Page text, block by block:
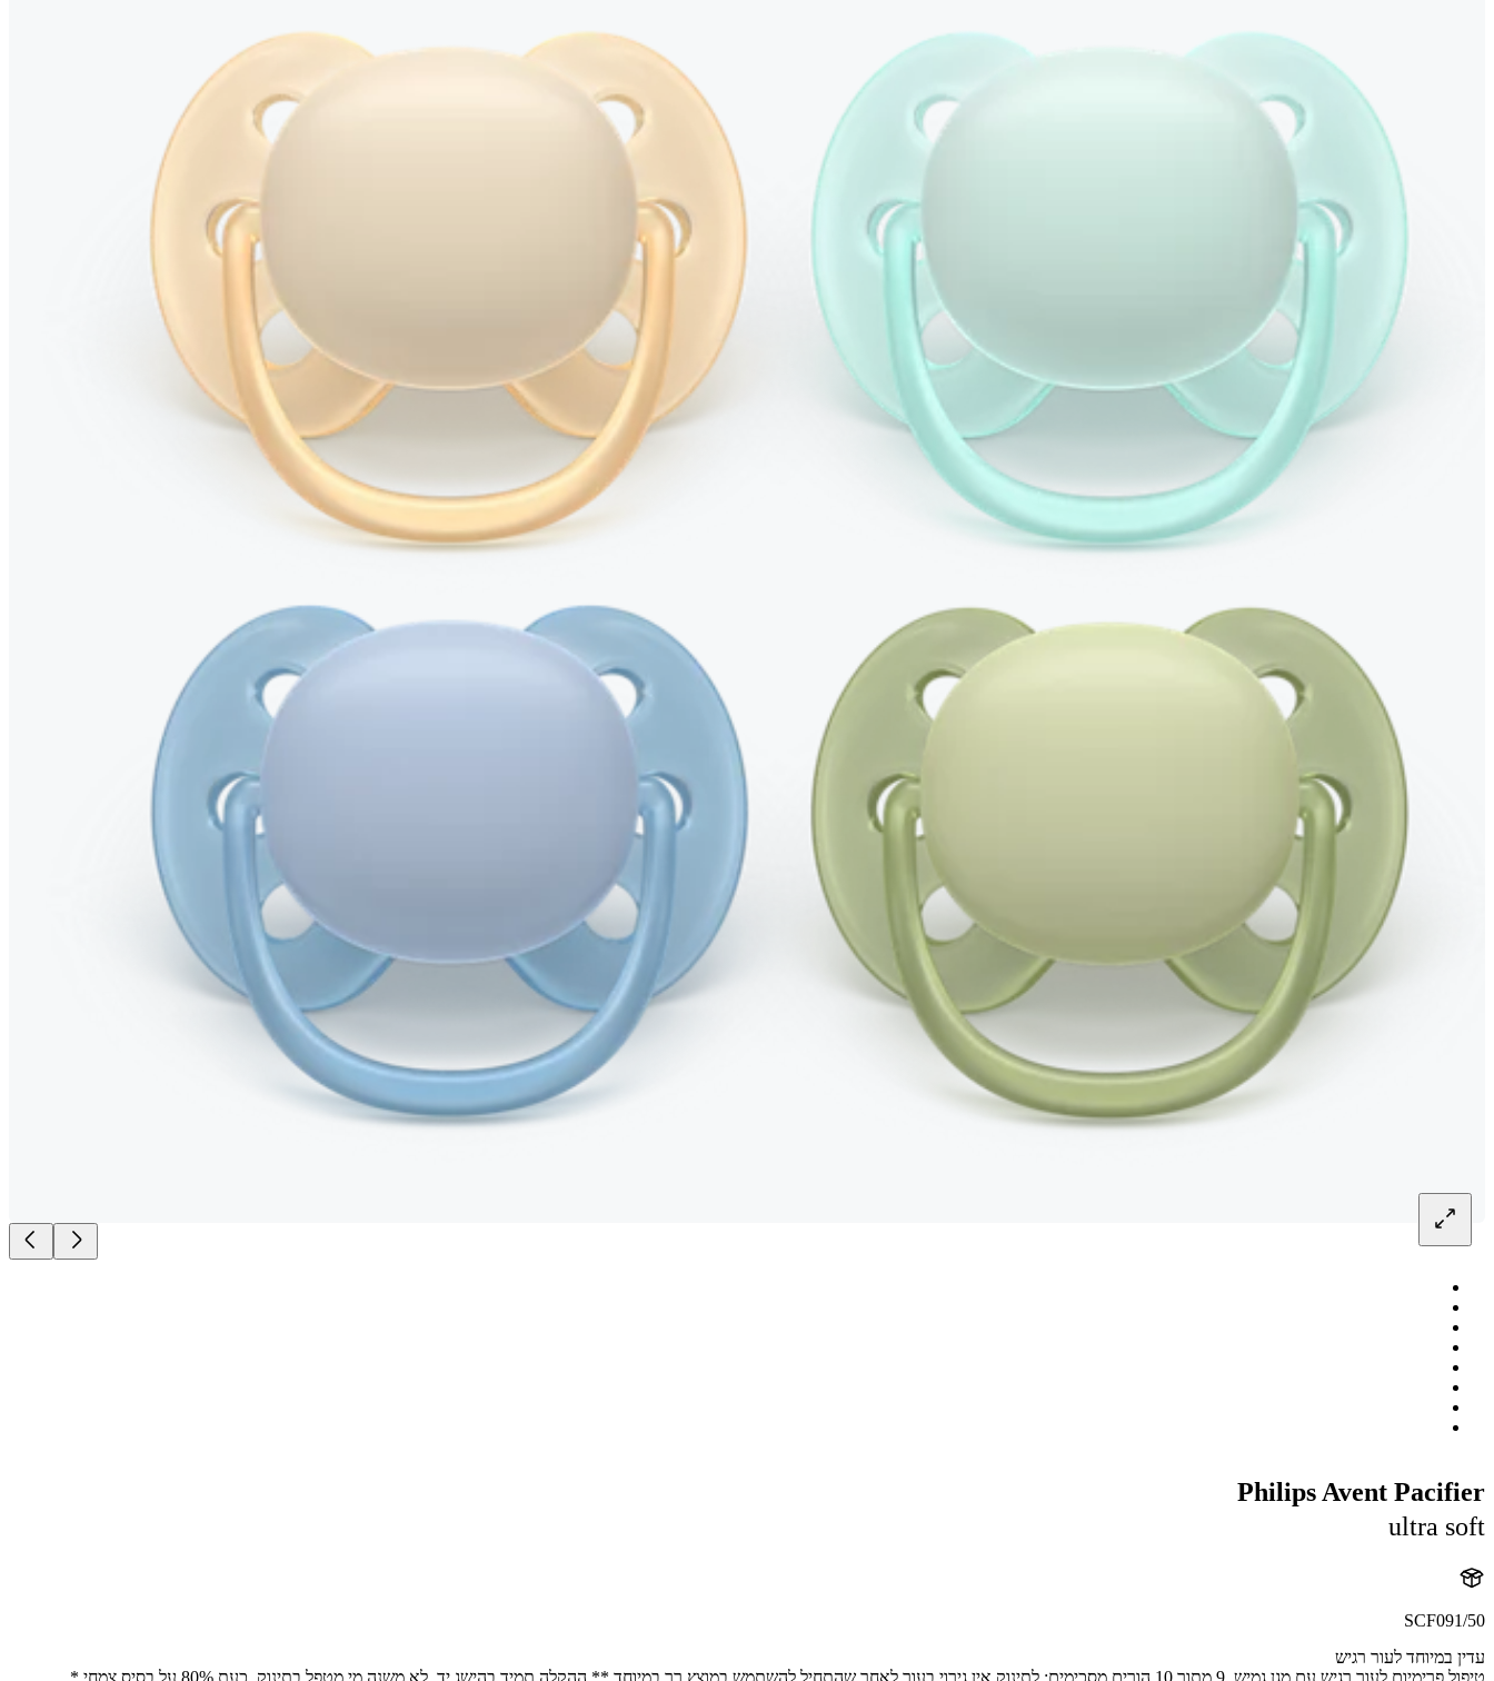
Philips Avent Pacifier
ultra soft
SCF091/50
עדין במיוחד לעור רגיש